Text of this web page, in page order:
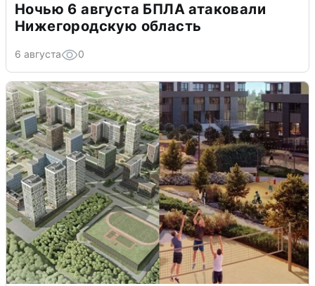
Ночью 6 августа БПЛА атаковали
Нижегородскую область
6 августа 0